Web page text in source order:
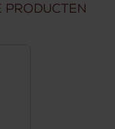
producten